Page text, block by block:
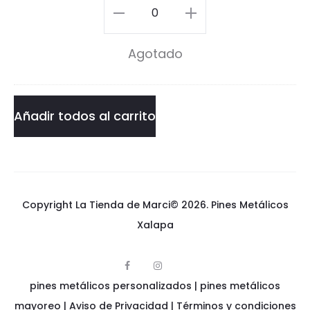
i
n
Amor
Divino
cantidad
Agotado
Añadir todos al carrito
Copyright La Tienda de Marci© 2026.Pines Metálicos
Xalapa
c
b
s
a
i
e
pines metálicos personalizados | pines metálicos
mayoreo | Aviso de Privacidad | Términos y condiciones